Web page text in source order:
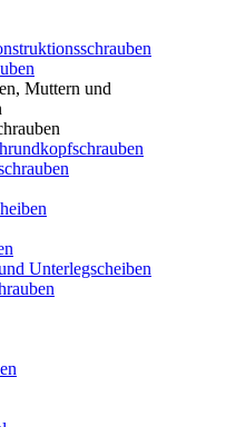
Muttern und
Unterlegscheiben